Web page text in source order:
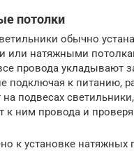
потолки
обычно
или натяжными
провода укладывают
подключая к питанию,
подвесах
к ним провода и
к установке натяжных